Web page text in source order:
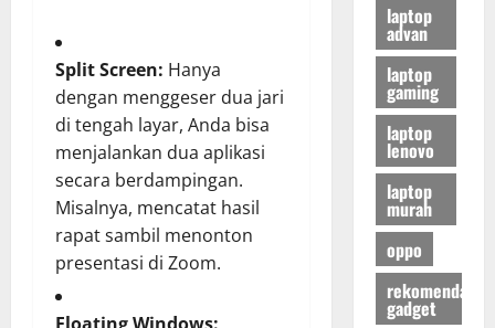
Split Screen: Hanya
dengan menggeser dua jari
di tengah layar, Anda bisa
menjalankan dua aplikasi
secara berdampingan.
Misalnya, mencatat hasil
rapat sambil menonton
presentasi di Zoom.
laptop
advan
laptop
gaming
laptop
lenovo
laptop
murah
oppo
rekomendasi
gadget